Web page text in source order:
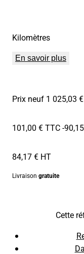
Kilomètres
En savoir plus
Prix neuf 1 025,03 €
101,00 € TTC-
84,17 € HT
Livraison gratuite
Cette